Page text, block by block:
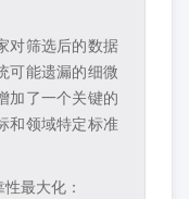
对筛选后的数据
可能遗漏的细微
加了一个关键的
和领域特定标准
最大化：